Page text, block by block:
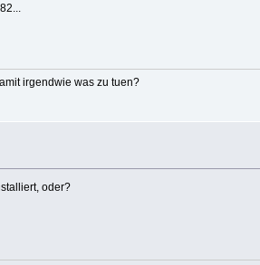
irgendwie was zu tuen?
oder?